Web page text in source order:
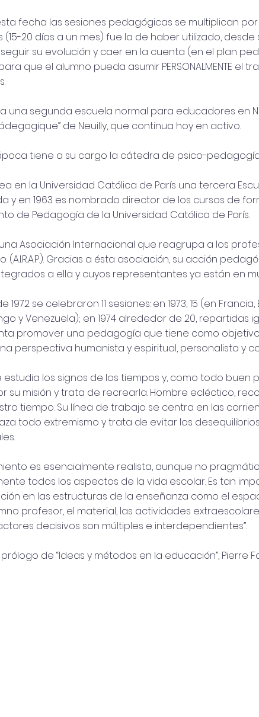
fecha las sesiones pedagógicas se multiplican
(15-20 días a un mes) fue la de haber utilizado,
su evolución y caer en la cuenta (en el plan
que el alumno pueda asumir PERSONALMENTE
una segunda escuela normal para educadores en
de Neuilly, que continua hoy en activo.
tiene a su cargo la cátedra de psico-
en la Universidad Católica de París una tercera
y en 1963 es nombrado director de los cursos de
de Pedagogía de la Universidad Católica de París.
una Asociación Internacional que reagrupa a los
(A.I.R.A.P.). Gracias a ésta asociación, su acción
a ella y cuyos representantes ya están en
1972 se celebraron 11 sesiones: en 1973, 15 (en
y Venezuela); en 1974 alrededor de 20, repartidas
promover una pedagogía que tiene como
perspectiva humanista y espiritual, personalista y
estudia los signos de los tiempos y, como todo
su misión y trata de recrearla. Hombre ecléctico,
tiempo. Su línea de trabajo se centra en las
todo extremismo y trata de evitar los
es esencialmente realista, aunque no
todos los aspectos de la vida escolar. Es tan
en las estructuras de la enseñanza como el
profesor, el material, las actividades
decisivos son múltiples e interdependientes”.
de “Ideas y métodos en la educación”, Pierre